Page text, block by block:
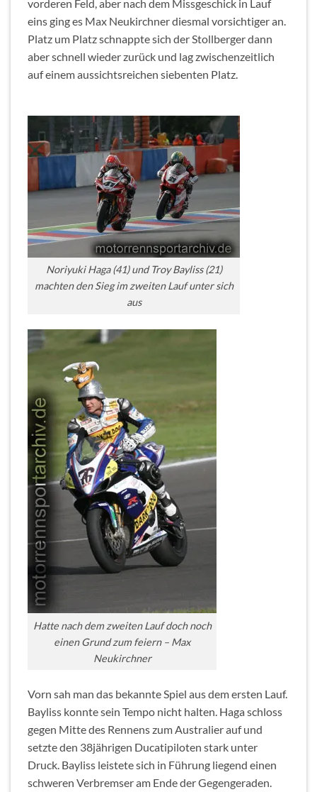
vorderen Feld, aber nach dem Missgeschick in Lauf
eins ging es Max Neukirchner diesmal vorsichtiger an.
Platz um Platz schnappte sich der Stollberger dann
aber schnell wieder zurück und lag zwischenzeitlich
auf einem aussichtsreichen siebenten Platz.
Noriyuki Haga (41) und Troy Bayliss (21)
machten den Sieg im zweiten Lauf unter sich
aus
Hatte nach dem zweiten Lauf doch noch
einen Grund zum feiern – Max
Neukirchner
Vorn sah man das bekannte Spiel aus dem ersten Lauf.
Bayliss konnte sein Tempo nicht halten. Haga schloss
gegen Mitte des Rennens zum Australier auf und
setzte den 38jährigen Ducatipiloten stark unter
Druck. Bayliss leistete sich in Führung liegend einen
schweren Verbremser am Ende der Gegengeraden.